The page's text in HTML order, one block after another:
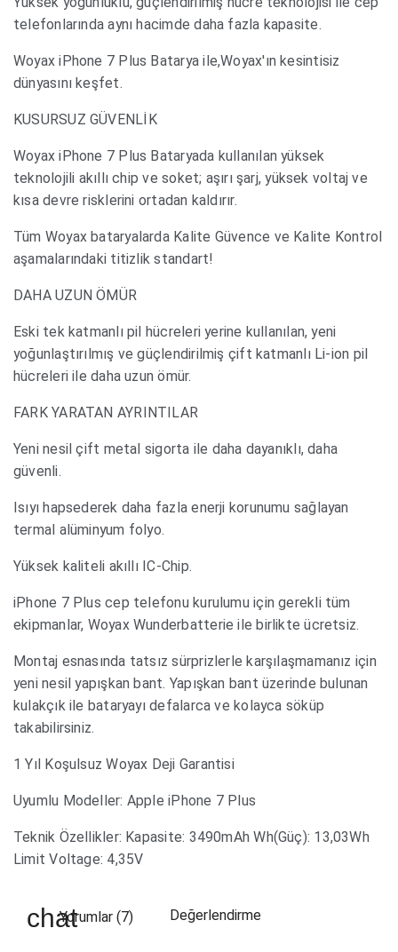
telefonlarında aynı hacimde daha fazla kapasite.
Woyax iPhone 7 Plus Batarya ile,Woyax'ın kesintisiz
dünyasını keşfet.
KUSURSUZ GÜVENLİK
Woyax iPhone 7 Plus Bataryada kullanılan yüksek
teknolojili akıllı chip ve soket; aşırı şarj, yüksek voltaj ve
kısa devre risklerini ortadan kaldırır.
Tüm Woyax bataryalarda Kalite Güvence ve Kalite Kontrol
aşamalarındaki titizlik standart!
DAHA UZUN ÖMÜR
Eski tek katmanlı pil hücreleri yerine kullanılan, yeni
yoğunlaştırılmış ve güçlendirilmiş çift katmanlı Li-ion pil
hücreleri ile daha uzun ömür.
FARK YARATAN AYRINTILAR
Yeni nesil çift metal sigorta ile daha dayanıklı, daha
güvenli.
Isıyı hapsederek daha fazla enerji korunumu sağlayan
termal alüminyum folyo.
Yüksek kaliteli akıllı IC-Chip.
iPhone 7 Plus cep telefonu kurulumu için gerekli tüm
ekipmanlar, Woyax Wunderbatterie ile birlikte ücretsiz.
Montaj esnasında tatsız sürprizlerle karşılaşmamanız için
yeni nesil yapışkan bant. Yapışkan bant üzerinde bulunan
kulakçık ile bataryayı defalarca ve kolayca söküp
takabilirsiniz.
1 Yıl Koşulsuz Woyax Deji Garantisi
Uyumlu Modeller: Apple iPhone 7 Plus
Teknik Özellikler: Kapasite: 3490mAh Wh(Güç): 13,03Wh
Limit Voltage: 4,35V
Yorumlar (7) Değerlendirme